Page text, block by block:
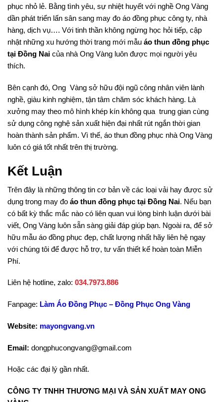
phục nhỏ lẻ. Bằng tình yêu, sự nhiệt huyết với nghề Ong Vàng
dần phát triển lấn sân sang may đo áo đồng phục công ty, nhà
hàng, dịch vụ…. Với tinh thần không ngừng học hỏi tiếp, cập
nhật những xu hướng thời trang mới mẫu áo thun đồng phục
tại Đồng Nai của nhà Ong Vàng luôn được mọi người yêu
thích.
Bên cạnh đó, Ong Vàng sở hữu đội ngũ công nhân viên lành
nghề, giàu kinh nghiệm, tận tâm chăm sóc khách hàng. Là
xưởng may theo mô hình khép kín không qua trung gian cùng
sử dụng công nghệ sản xuất hiện đại nhất rút ngắn thời gian
hoàn thành sản phẩm. Vì thế, áo thun đồng phục nhà Ong Vàng
luôn có giá tốt nhất trên thị trường.
Kết Luận
Trên đây là những thông tin cơ bản về các loại vải hay được sử
dụng trong may đo áo thun đồng phục tại Đồng Nai. Nếu bạn
có bất kỳ thắc mắc nào có liên quan vui lòng bình luận dưới bài
viết, Ong Vàng luôn sẵn sàng giải đáp giúp bạn. Ngoài ra, để sở
hữu mẫu áo đồng phục đẹp, chất lượng nhất hãy liên hệ ngay
với chúng tôi để được hỗ trợ, tư vấn thiết kế hoàn toàn Miễn
Phí.
Liên hệ hotline, zalo: 034.7973.886
Fanpage: Làm Áo Đồng Phục – Đồng Phục Ong Vàng
Website: mayongvang.vn
Email: dongphucongvang@gmail.com
Hoặc các đại lý gần nhất.
CÔNG TY TNHH THƯƠNG MẠI VÀ SẢN XUẤT MAY ONG